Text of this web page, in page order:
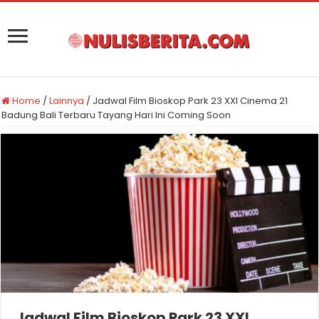
Home /Lainnya / Jadwal Film Bioskop Park 23 XXI Cinema 21
Badung Bali Terbaru Tayang Hari Ini Coming Soon